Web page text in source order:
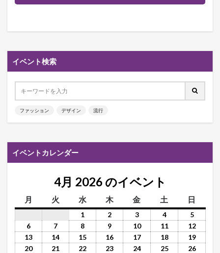
イベント検索
ファッション デザイン 流行
イベントカレンダー
4月 2026 のイベント
月 火 水 木 金 土 日
1 2 3 4
5
6
7 8 9 10 11
12
13
14 15 16 17 18
19
20
21 22 23 24 25
26